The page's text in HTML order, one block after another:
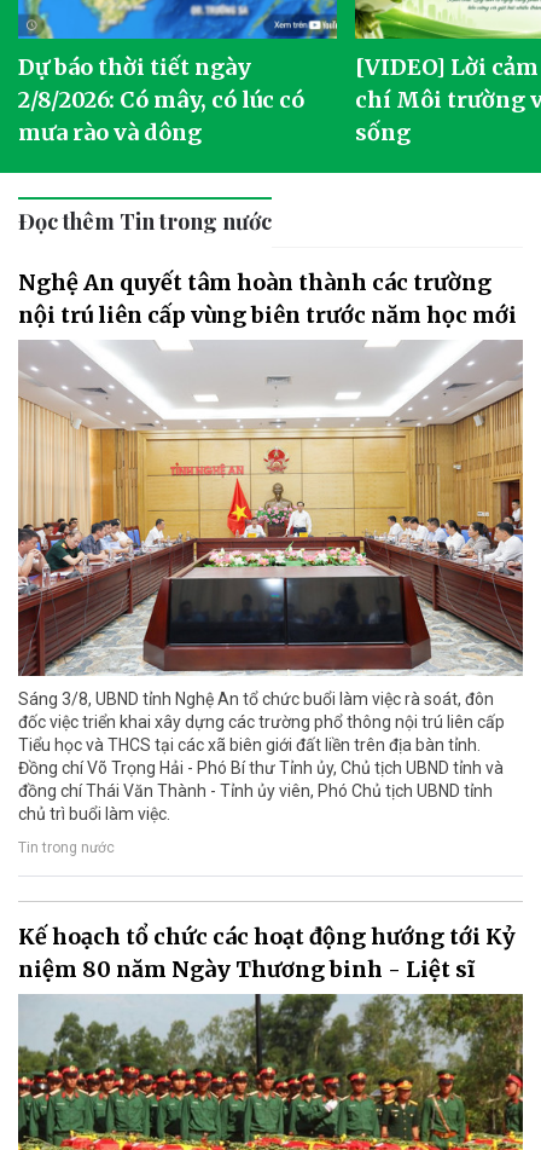
Dự báo thời tiết ngày
2/8/2026: Có mây, có lúc có
mưa rào và dông
[VIDEO] Lời
chí Môi trường
sống
Đọc thêm Tin trong nước
Nghệ An quyết tâm hoàn thành các trường
nội trú liên cấp vùng biên trước năm học mới
Sáng 3/8, UBND tỉnh Nghệ An tổ chức buổi làm việc rà soát, đôn
đốc việc triển khai xây dựng các trường phổ thông nội trú liên cấp
Tiểu học và THCS tại các xã biên giới đất liền trên địa bàn tỉnh.
Đồng chí Võ Trọng Hải - Phó Bí thư Tỉnh ủy, Chủ tịch UBND tỉnh và
đồng chí Thái Văn Thành - Tỉnh ủy viên, Phó Chủ tịch UBND tỉnh
chủ trì buổi làm việc.
Tin trong nước
Kế hoạch tổ chức các hoạt động hướng tới Kỷ
niệm 80 năm Ngày Thương binh - Liệt sĩ